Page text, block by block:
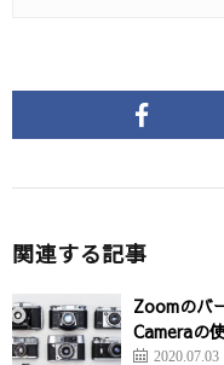
関連する記事
Zoomのバ
Cameraの
2020.07.03